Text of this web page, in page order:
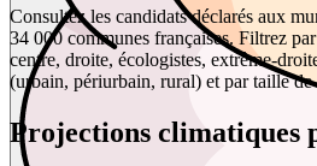
Consultez les candidats déclarés aux
34 000 communes françaises. Filtrez
centre, droite, écologistes, extrême-
(urbain, périurbain, rural) et par taille de
Projections climatiques